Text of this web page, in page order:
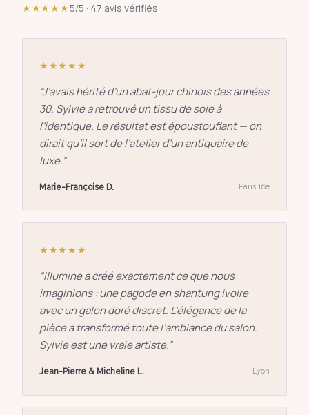
★★★★★5/5 · 47 avis vérifiés
★★★★★
“J’avais hérité d’un abat-jour chinois des années
30. Sylvie a retrouvé un tissu de soie à
l’identique. Le résultat est époustouflant — on
dirait qu’il sort de l’atelier d’un antiquaire de
luxe.”
Marie-Françoise D. Paris 16e
★★★★★
“Illumine a créé exactement ce que nous
imaginions : une pagode en shantung ivoire
avec un galon doré discret. L’élégance de la
pièce a transformé toute l’ambiance du salon.
Sylvie est une vraie artiste.”
Jean-Pierre & Micheline L. Lyon